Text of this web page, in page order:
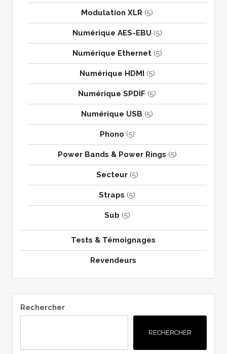
Modulation XLR (5)
Numérique AES-EBU (5)
Numérique Ethernet(5)
Numérique HDMI (5)
Numérique SPDIF (5)
Numérique USB (5)
Phono (5)
Power Bands & Power Rings (5)
Secteur(5)
Straps (5)
Sub (5)
Tests & Témoignages
Revendeurs
Rechercher
RECHERCHER